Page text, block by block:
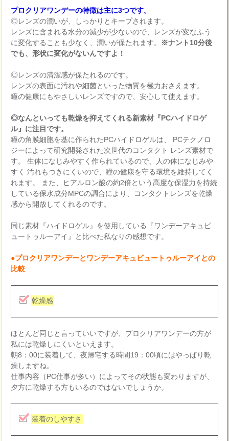
プロクリアワンデーの特徴は主に3つです。
◎レンズの潤いが、しっかりとキープされます。
レンズに含まれる水分の減少が少ないので、レンズが変なふう
に変化することも少なく、潤いが保たれます。 ※ナント10分後
でも、形状に変化がないんですよ！
◎レンズの清潔感が保たれるのです。
レンズの表面に汚れや細菌といった物質を極力おさえます。
瞳の健康にもやさしいレンズですので、安心して使えます。
◎なんといっても乾燥を抑えてくれる新素材『PCハイドロゲ
ル』に注目です。
瞳の角膜細胞を基に作られたPCハイドロゲルは、 PCテクノロ
ジーによって研究開発された次世代のコンタクト レンズ素材で
す。 生体になじみやすく作られているので、人の体になじみや
すく 汚れもつきにくいので、瞳の健康を守る環境を維持してく
れます。 また、ヒアルロン酸の約2倍という高度な保湿力を持続
している保水成分MPCの調合により、コンタクトレンズを乾燥
感から開放してくれるのです。
同じ素材『ハイドロゲル』を使用している『ワンデーアキュビ
ュートゥルーアイ』と比べた私なりの感想です。
●プロクリアワンデーとワンデーアキュビュートゥルーアイとの
比較
乾燥感
ほとんど同じと言っていいですが、プロクリアワンデーの方が
私には乾燥しにくいといえます。
朝8：00に装着して、夜帰宅する時間19：00頃にはやっぱり乾
燥しますね。
仕事内容（PC仕事が多い）によってその状態も変わりますが、
夕方に乾燥する方もいるのではないでしょうか。
装着のしやすさ